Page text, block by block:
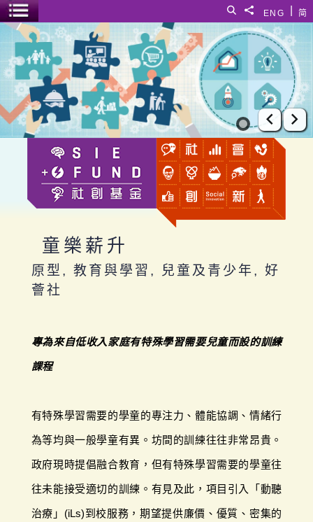
简
ENG
分享給
搜尋
選單開關
童樂薪升
上一張
下
童樂薪升
原型, 教育與學習, 兒童及青少年, 好
薈社
專為來自低收入家庭有特殊學習需要兒童而設的訓練
課程
有特殊學習需要的學童的專注力、體能協調、情緒行
為等均與一般學童有異。坊間的訓練往往非常昂貴。
政府現時提倡融合教育，但有特殊學習需要的學童往
往未能接受適切的訓練。有見及此，項目引入「動聽
治療」(iLs)到校服務，期望提供廉價、優質、密集的